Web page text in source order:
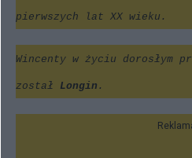
pierwszych lat XX wieku.
Wincenty w życiu dorosłym
został Longin .